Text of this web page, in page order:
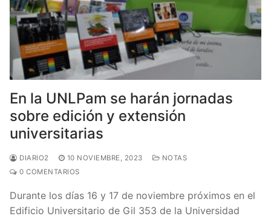
En la UNLPam se harán jornadas
sobre edición y extensión
universitarias
DIARIO2 10 NOVIEMBRE, 2023
NOTAS
0 COMENTARIOS
Durante los días 16 y 17 de noviembre próximos en el
Edificio Universitario de Gil 353 de la Universidad